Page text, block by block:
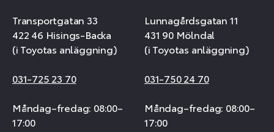
Transportgatan 33
422 46 Hisings-Backa
(i Toyotas anläggning)
031-725 23 70
Måndag–fredag: 08:00–
17:00
Lunnagårdsgatan 11
431 90 Mölndal
(i Toyotas anläggning)
031-750 24 70
Måndag–fredag: 08:00–
17:00